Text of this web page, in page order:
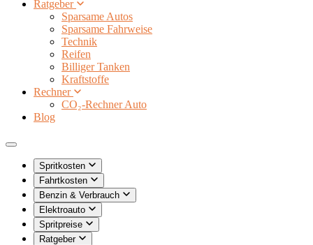
Ratgeber
Sparsame Autos
Sparsame Fahrweise
Technik
Reifen
Billiger Tanken
Kraftstoffe
Rechner
CO₂-Rechner Auto
Blog
Spritkosten
Fahrtkosten
Benzin & Verbrauch
Elektroauto
Spritpreise
Ratgeber